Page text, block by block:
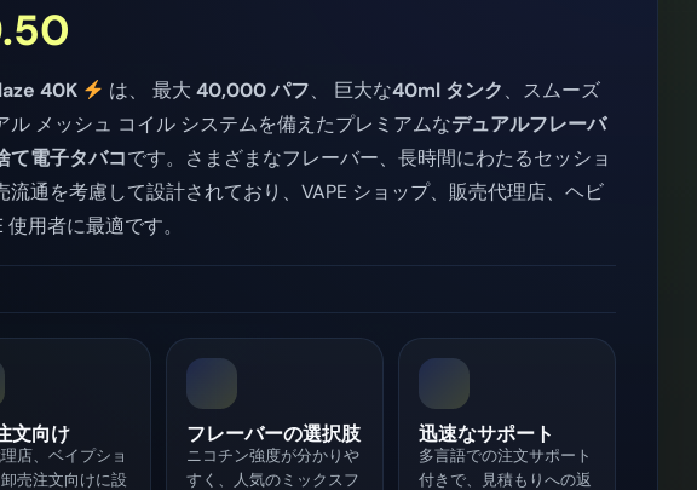
40K は、 最大 40,000 パフ、 巨大な40ml タンク、スムーズ
ル メッシュ コイル システムを備えたプレミアムなデュアルフレーバ
て電子タバコです。さまざまなフレーバー、長時間にわたるセッショ
流通を考慮して設計されており、VAPE ショップ、販売代理店、ヘビ
使用者に最適です。
文向け
店、ベイプショ
売注文向けに設
フレーバーの選択肢
ニコチン強度が分かりや
すく、人気のミックスフ
迅速なサポート
多言語での注文サポート
付きで、見積もりへの返